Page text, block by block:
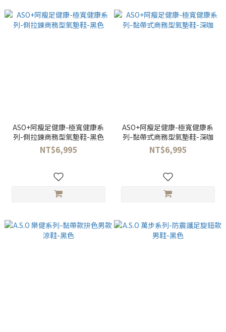
ASO+阿瘦足健康-極寬健康系
列-側拉鍊商務型氣墊鞋-黑色
NT$6,995
ASO+阿瘦足健康-極寬健康系
列-黏帶式商務型氣墊鞋-深咖
NT$6,995